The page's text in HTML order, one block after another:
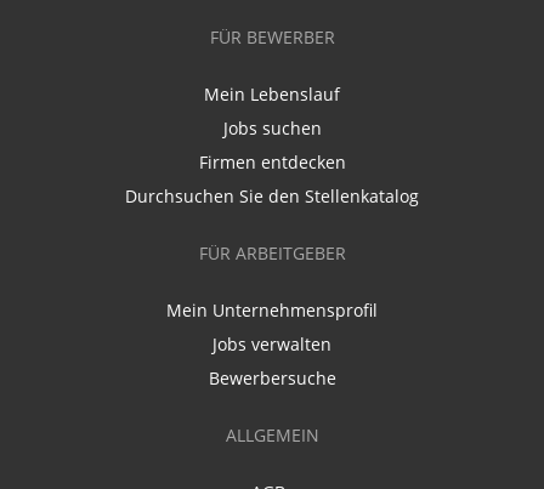
FÜR BEWERBER
Mein Lebenslauf
Jobs suchen
Firmen entdecken
Durchsuchen Sie den Stellenkatalog
FÜR ARBEITGEBER
Mein Unternehmensprofil
Jobs verwalten
Bewerbersuche
ALLGEMEIN